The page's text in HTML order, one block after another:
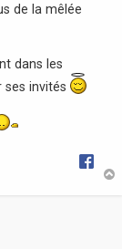
de la mêlée
dans les
invités